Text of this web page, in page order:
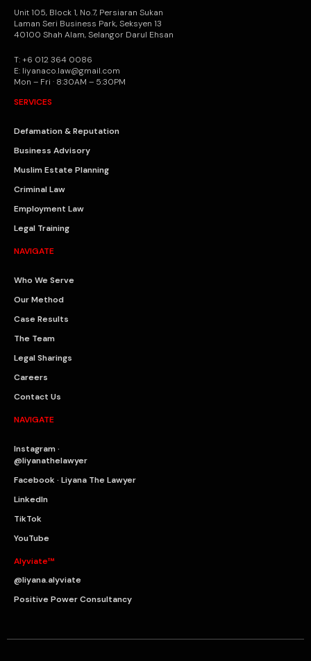
Unit 105, Block 1, No.7, Persiaran Sukan
Laman Seri Business Park, Seksyen 13
40100 Shah Alam, Selangor Darul Ehsan
T: +6 012 364 0086
E: liyanaco.law@gmail.com
Mon – Fri · 8:30AM – 5:30PM
SERVICES
Defamation & Reputation
Business Advisory
Muslim Estate Planning
Criminal Law
Employment Law
Legal Training
NAVIGATE
Who We Serve
Our Method
Case Results
The Team
Legal Sharings
Careers
Contact Us
NAVIGATE
Instagram ·
@liyanathelawyer
Facebook · Liyana The Lawyer
LinkedIn
TikTok
YouTube
Alyviate™
@liyana.alyviate
Positive Power Consultancy